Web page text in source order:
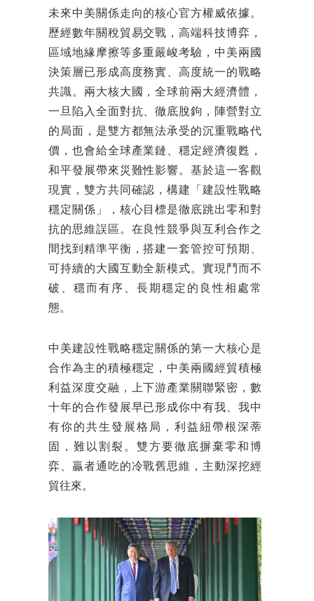
未來中美關係走向的核心官方權威依據。
歷經數年關稅貿易交戰，高端科技博弈，
區域地緣摩擦等多重嚴峻考驗，中美兩國
決策層已形成高度務實、高度統一的戰略
共識。兩大核大國，全球前兩大經濟體，
一旦陷入全面對抗、徹底脫鉤，陣營對立
的局面，是雙方都無法承受的沉重戰略代
價，也會給全球產業鏈、穩定經濟復甦，
和平發展帶來災難性影響。基於這一客觀
現實，雙方共同確認，構建「建設性戰略
穩定關係」，核心目標是徹底跳出零和對
抗的思維誤區。在良性競爭與互利合作之
間找到精準平衡，搭建一套管控可預期、
可持續的大國互動全新模式。實現鬥而不
破、穩而有序、長期穩定的良性相處常
態。
中美建設性戰略穩定關係的第一大核心是
合作為主的積極穩定，中美兩國經貿積極
利益深度交融，上下游產業關聯緊密，數
十年的合作發展早已形成你中有我、我中
有你的共生發展格局，利益紐帶根深蒂
固，難以割裂。雙方要徹底摒棄零和博
弈、贏者通吃的冷戰舊思維，主動深挖經
貿往來。